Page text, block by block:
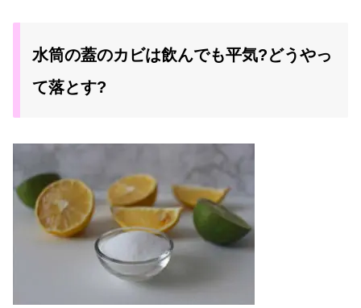
水筒の蓋のカビは飲んでも平気?どうやっ
て落とす?